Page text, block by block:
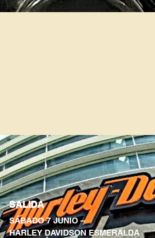
SALIDA
SÁBADO 7 JUNIO –
HARLEY DAVIDSON ESMERALDA